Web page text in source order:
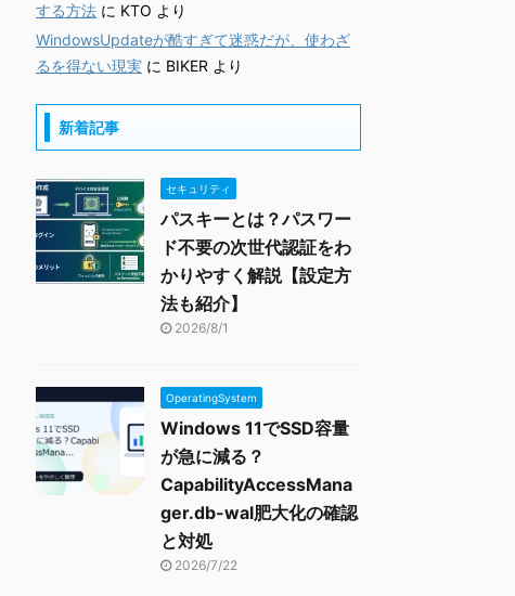
する方法 に KTO より
WindowsUpdateが酷すぎて迷惑だが、使わざ
るを得ない現実 に BIKER より
新着記事
セキュリティ
パスキーとは？パスワー
ド不要の次世代認証をわ
かりやすく解説【設定方
法も紹介】
2026/8/1
OperatingSystem
Windows 11でSSD容量
が急に減る？
CapabilityAccessMana
ger.db-wal肥大化の確認
と対処
2026/7/22